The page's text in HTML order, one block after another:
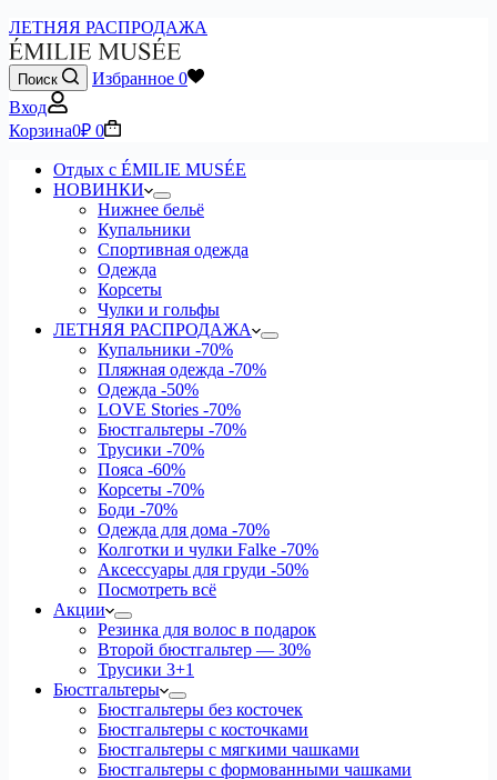
ЛЕТНЯЯ РАСПРОДАЖА
Поиск Избранное 0
Вход
Корзина0₽ 0
Отдых с ÉMILIE MUSÉE
НОВИНКИ
Нижнее бельё
Купальники
Спортивная одежда
Одежда
Корсеты
Чулки и гольфы
ЛЕТНЯЯ РАСПРОДАЖА
Купальники -70%
Пляжная одежда -70%
Одежда -50%
LOVE Stories -70%
Бюстгальтеры -70%
Трусики -70%
Пояса -60%
Корсеты -70%
Боди -70%
Одежда для дома -70%
Колготки и чулки Falke -70%
Аксессуары для груди -50%
Посмотреть всё
Акции
Резинка для волос в подарок
Второй бюстгальтер — 30%
Трусики 3+1
Бюстгальтеры
Бюстгальтеры без косточек
Бюстгальтеры с косточками
Бюстгальтеры с мягкими чашками
Бюстгальтеры с формованными чашками